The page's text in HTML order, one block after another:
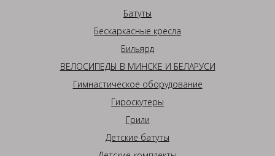
Батуты
Бескаркасные кресла
Бильярд
ВЕЛОСИПЕДЫ В МИНСКЕ И БЕЛАРУСИ
Гимнастическое оборудование
Гироскутеры
Грили
Детские батуты